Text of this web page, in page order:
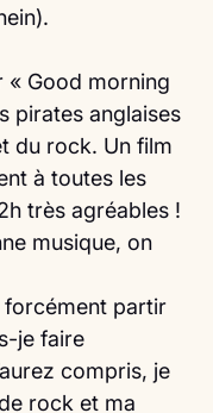
Good morning
pirates anglaises
du rock. Un film
à toutes les
très agréables !
musique, on
forcément partir
je faire
compris, je
rock et ma